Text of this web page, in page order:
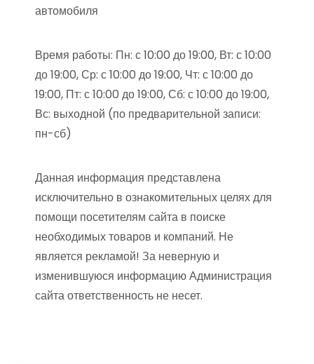
автомобиля
Время работы: Пн: с 10:00 до 19:00, Вт: с 10:00
до 19:00, Ср: с 10:00 до 19:00, Чт: с 10:00 до
19:00, Пт: с 10:00 до 19:00, Сб: с 10:00 до 19:00,
Вс: выходной (по предварительной записи:
пн-сб)
Данная информация представлена
исключительно в ознакомительных целях для
помощи посетителям сайта в поиске
необходимых товаров и компаний. Не
является рекламой! За неверную и
изменившуюся информацию Администрация
сайта ответственность не несет.